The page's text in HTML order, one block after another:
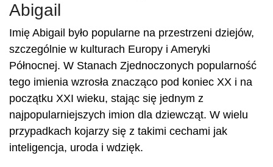
Abigail
Imię Abigail było popularne na przestrzeni dziejów,
szczególnie w kulturach Europy i Ameryki
Północnej. W Stanach Zjednoczonych popularność
tego imienia wzrosła znacząco pod koniec XX i na
początku XXI wieku, stając się jednym z
najpopularniejszych imion dla dziewcząt. W wielu
przypadkach kojarzy się z takimi cechami jak
inteligencja, uroda i wdzięk.